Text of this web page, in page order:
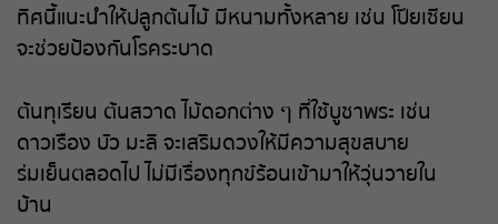
ทิศนี้แนะนำให้ปลูกต้นไม้ มีหนามทั้งหลาย เช่น โป๊ยเซียน
จะช่วยป้องกันโรคระบาด
ต้นทุเรียน ต้นสวาด ไม้ดอกต่าง ๆ ที่ใช้บูชาพระ เช่น
ดาวเรือง บัว มะลิ จะเสริมดวงให้มีความสุขสบาย
ร่มเย็นตลอดไป ไม่มีเรื่องทุกข์ร้อนเข้ามาให้วุ่นวายใน
บ้าน